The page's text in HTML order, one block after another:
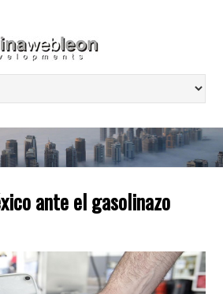
ante el gasolinazo